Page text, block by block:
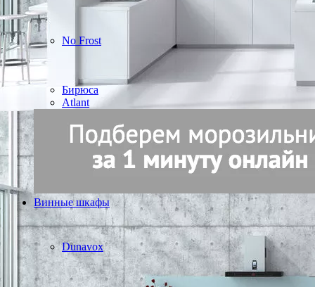
No Frost
Бирюса
Atlant
Винные шкафы
Dunavox